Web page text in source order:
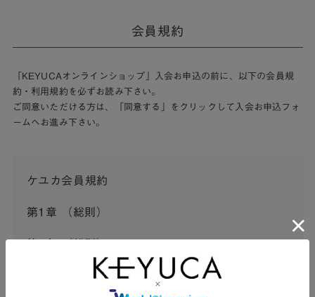
会員規約
「KEYUCAオンラインショップ」入会お申込の前に、以下の会員規
約・利用規約を必ずお読み下さい。
ご同意いただける方は、「同意する」をクリックして入会お申込フォ
ームへお進み下さい。
ケユカ会員規約
第1章 （総則）
この会員規約（以下「本規約」といいます。）は、河淳株
式会社ケユカ事業部（以下「弊社」といいます。）が提供